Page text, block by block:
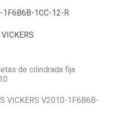
1F6B6B-1CC-12-R
de cilindrada fija
VICKERS V2010-1F6B6B-